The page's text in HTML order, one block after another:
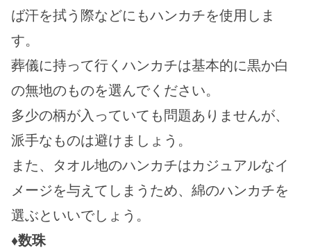
ば汗を拭う際などにもハンカチを使用しま
す。
葬儀に持って行くハンカチは基本的に黒か白
の無地のものを選んでください。
多少の柄が入っていても問題ありませんが、
派手なものは避けましょう。
また、タオル地のハンカチはカジュアルなイ
メージを与えてしまうため、綿のハンカチを
選ぶといいでしょう。
♦数珠